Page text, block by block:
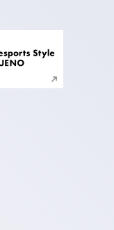
新規ウィンドウで開く